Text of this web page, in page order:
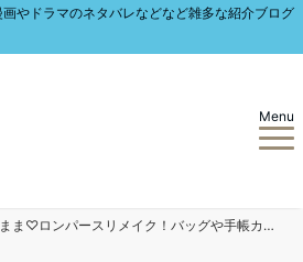
やドラマのネタバレなどなど雑多な紹介ブログ
Menu
サイズ感そのまま♡ロンパースリメイク！バッグや手帳カバーにも変身☆